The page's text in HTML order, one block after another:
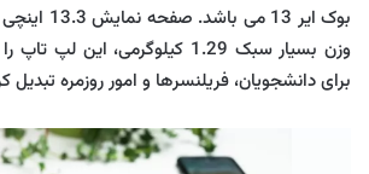
وزن بسیار سبک 1.29 کیلوگرمی،
برای دانشجویان، فریلنسرها و امور روزمره